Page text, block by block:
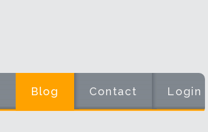
Blog Contact Login